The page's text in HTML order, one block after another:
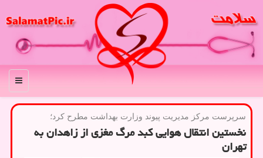
منو
سرپرست مركز مدیریت پیوند وزارت بهداشت مطرح كرد؛
نخستین انتقال هوایی کبد مرگ مغزی از زاهدان به
تهران